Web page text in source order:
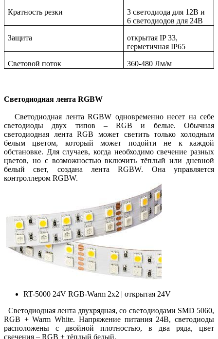
Кратность резки
3 светодиода для 12В и
6 светодиодов для 24В
Защита
открытая IP 33,
герметичная IP65
Световой поток 360-480 Лм/м
Светодиодная лента RGBW
Светодиодная лента RGBW одновременно несет на себе
светодиоды двух типов – RGB и белые. Обычная
светодиодная лента RGB может светить только холодным
белым цветом, который может подойти не к каждой
обстановке. Для случаев, когда необходимо свечение разных
цветов, но с возможностью включить тёплый или дневной
белый свет, создана лента RGBW. Она управляется
контроллером RGBW.
RT-5000 24V RGB-Warm 2x2 | открытая 24V
Светодиодная лента двухрядная, со светодиодами SMD 5060,
RGB + Warm White. Напряжение питания 24В, светодиоды
расположены с двойной плотностью, в два ряда, цвет
свечения – RGB + тёплый белый.